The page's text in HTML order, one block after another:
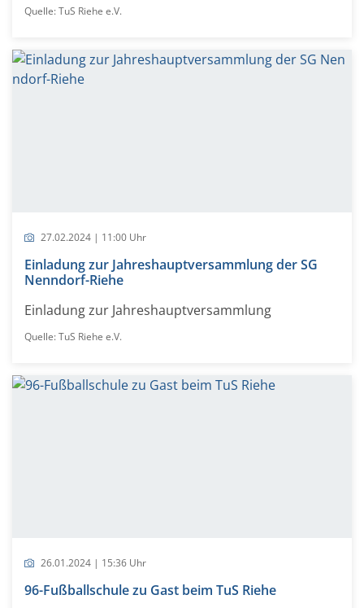
Quelle: TuS Riehe e.V.
27.02.2024 | 11:00 Uhr
Einladung zur Jahreshauptversammlung der SG
Nenndorf-Riehe
Einladung zur Jahreshauptversammlung
Quelle: TuS Riehe e.V.
26.01.2024 | 15:36 Uhr
96-Fußballschule zu Gast beim TuS Riehe